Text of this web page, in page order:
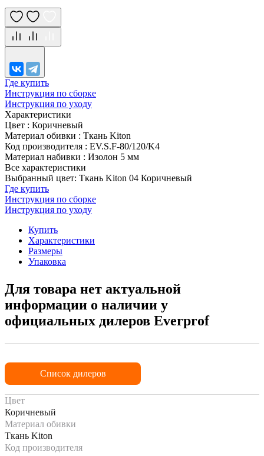
Где купить
Инструкция по сборке
Инструкция по уходу
Характеристики
Цвет : Коричневый
Материал обивки : Ткань Kiton
Код производителя : EV.S.F-80/120/K4
Материал набивки : Изолон 5 мм
Все характеристики
Выбранный цвет: Ткань Kiton 04 Коричневый
Где купить
Инструкция по сборке
Инструкция по уходу
Купить
Характеристики
Размеры
Упаковка
Для товара нет актуальной
информации о наличии у
официальных дилеров Everprof
Список дилеров
Цвет
Коричневый
Материал обивки
Ткань Kiton
Код производителя